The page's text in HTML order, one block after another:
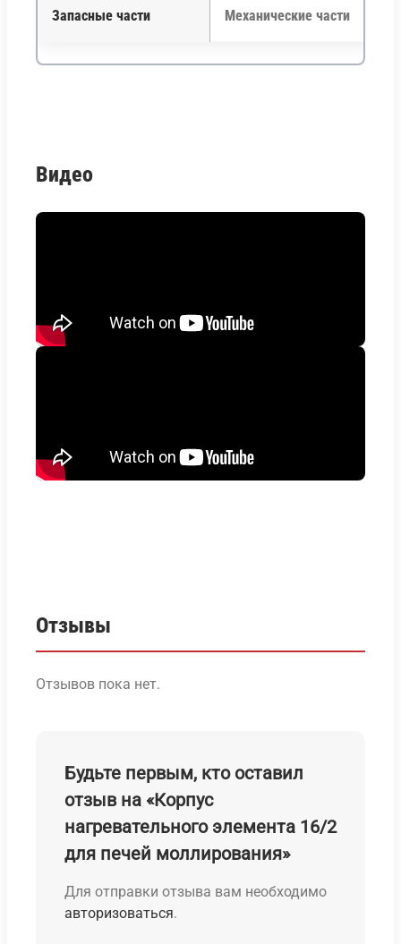
Запасные части Механические части
Видео
Отзывы
Отзывов пока нет.
Будьте первым, кто оставил
отзыв на «Корпус
нагревательного элемента 16/2
для печей моллирования»
Для отправки отзыва вам необходимо
авторизоваться.